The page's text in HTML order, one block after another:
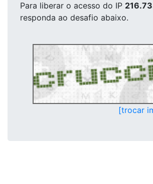
Para liberar o acesso do IP
responda ao desafio abaixo.
[trocar